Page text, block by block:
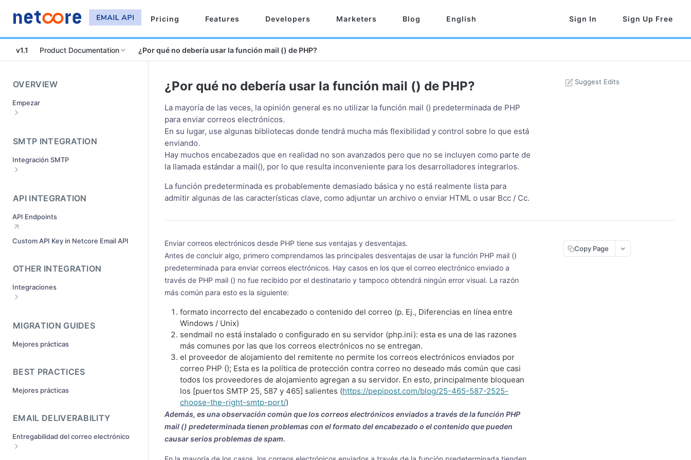
Pricing Features Developers Marketers Blog English Sign In Sign Up Free
v1.1 Product Documentation ¿Por qué no debería usar la función mail () de PHP?
OVERVIEW
Empezar
¿Cómo configurar los dominios de
Envío de la verificación del dominio
¿Qué hacer si su dominio de
¿Cómo obtener las credenciales
¿Cómo empiezo a enviar correos
Requisitos para el envío de dominios
SMTP INTEGRATION
Integración SMTP
¿Cómo se integra con diferentes
¿Cómo integrar sus clientes de
correo?
¿Cómo pasar argumentos únicos en
¿Cómo ver las cabeceras de los
¿Cómo utilizar las etiquetas en la API
contraseña SMTP desde el panel de
Netcore Email API
autenticación falló" o "la dirección del
del cliente fue rechazado" al enviar
envío para enviar correos
electrónicos con Pepipost?(
API INTEGRATION
API Endpoints
Custom API Key in Netcore Email API
OTHER INTEGRATION
Integraciones
Integración de otras aplicaciones
MIGRATION GUIDES
Mejores prácticas
BEST PRACTICES
Mejores prácticas
EMAIL DELIVERABILITY
Entregabilidad del correo electrónico
¿Por qué no debería usar la función mail () de PHP?
La mayoría de las veces, la opinión general es no utilizar la función mail () predeterminada de PHP
para enviar correos electrónicos.
En su lugar, use algunas bibliotecas donde tendrá mucha más flexibilidad y control sobre lo que está
enviando.
Hay muchos encabezados que en realidad no son avanzados pero que no se incluyen como parte de
la llamada estándar a mail(), por lo que resulta inconveniente para los desarrolladores integrarlos.
La función predeterminada es probablemente demasiado básica y no está realmente lista para
admitir algunas de las características clave, como adjuntar un archivo o enviar HTML o usar Bcc / Cc.
Suggest Edits
Enviar correos electrónicos desde PHP tiene sus ventajas y desventajas.
Antes de concluir algo, primero comprendamos las principales desventajas de usar la función PHP mail ()
predeterminada para enviar correos electrónicos. Hay casos en los que el correo electrónico enviado a
través de PHP mail () no fue recibido por el destinatario y tampoco obtendrá ningún error visual. La razón
más común para esto es la siguiente:
formato incorrecto del encabezado o contenido del correo (p. Ej., Diferencias en línea entre
Windows / Unix)
sendmail no está instalado o configurado en su servidor (php.ini): esta es una de las razones
más comunes por las que los correos electrónicos no se entregan.
el proveedor de alojamiento del remitente no permite los correos electrónicos enviados por
correo PHP (); Esta es la política de protección contra correo no deseado más común que casi
todos los proveedores de alojamiento agregan a su servidor. En esto, principalmente bloquean
los [puertos SMTP 25, 587 y 465] salientes (https://pepipost.com/blog/25-465-587-2525-
choose-the-right-smtp-port/)
Además, es una observación común que los correos electrónicos enviados a través de la función PHP
mail () predeterminada tienen problemas con el formato del encabezado o el contenido que pueden
causar serios problemas de spam.
Copy Page